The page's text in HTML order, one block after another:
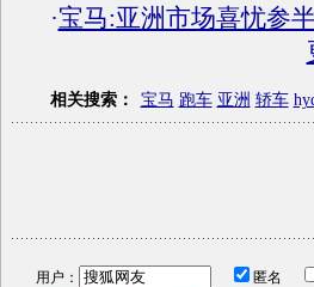
·宝马:亚洲市场喜忧参
相关搜索： 宝马 跑车 亚洲 轿车
用户： 匿名